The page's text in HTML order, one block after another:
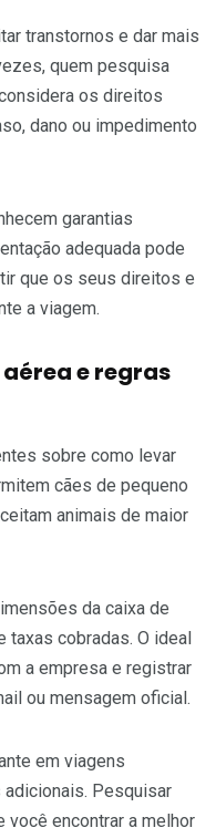
transtornos e dar mais
quem pesquisa
os direitos
dano ou impedimento
garantias
adequada pode
que os seus direitos e
a viagem.
e regras
sobre como levar
cães de pequeno
animais de maior
da caixa de
taxas cobradas. O ideal
a empresa e registrar
ou mensagem oficial.
em viagens
adicionais. Pesquisar
você encontrar a melhor